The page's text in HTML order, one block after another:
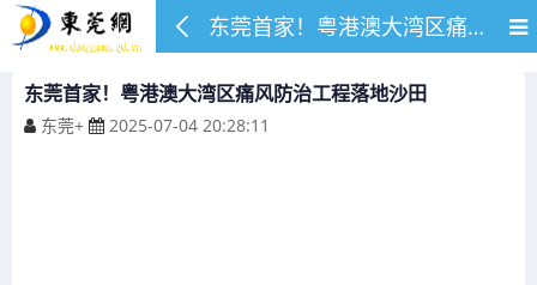
东莞首家！粤港澳大湾区痛风防治工程落地沙田
东莞首家！粤港澳大湾区痛风防治工程落地沙田
东莞+ 2025-07-04 20:28:11